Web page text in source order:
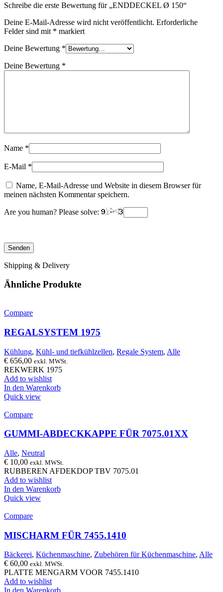
Schreibe die erste Bewertung für „ENDDECKEL Ø 150“
Deine E-Mail-Adresse wird nicht veröffentlicht. Erforderliche
Felder sind mit * markiert
Deine Bewertung *
Deine Bewertung *
Name *
E-Mail *
Name, E-Mail-Adresse und Website in diesem Browser für
meinen nächsten Kommentar speichern.
Are you human? Please solve:
Shipping & Delivery
Ähnliche Produkte
Compare
REGALSYSTEM 1975
Kühlung, Kühl- und tiefkühlzellen, Regale System, Alle
€ 656,00 exkl. MWSt.
REKWERK 1975
Add to wishlist
In den Warenkorb
Quick view
Compare
GUMMI-ABDECKKAPPE FÜR 7075.01XX
Alle, Neutral
€ 10,00 exkl. MWSt.
RUBBEREN AFDEKDOP TBV 7075.01
Add to wishlist
In den Warenkorb
Quick view
Compare
MISCHARM FÜR 7455.1410
Bäckerei, Küchenmaschine, Zubehören für Küchenmaschine, Alle
€ 60,00 exkl. MWSt.
PLATTE MENGARM VOOR 7455.1410
Add to wishlist